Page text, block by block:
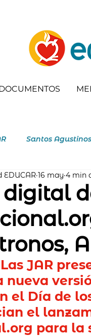
Santos
EDUCAR 16 may 4 min
JAR
el Día de
el
para la